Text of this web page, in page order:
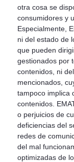
otra cosa se
consumidores y
Especialmente,
ni del estado de
que pueden
gestionados por
contenidos, ni
mencionados,
tampoco implica
contenidos.
o perjuicios de
deficiencias del
redes de
del mal
optimizadas de